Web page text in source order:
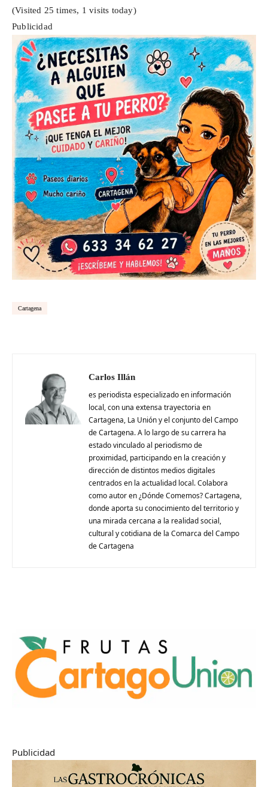
(Visited 25 times, 1 visits today)
Publicidad
Cartagena
Carlos Illán
es periodista especializado en información
local, con una extensa trayectoria en
Cartagena, La Unión y el conjunto del Campo
de Cartagena. A lo largo de su carrera ha
estado vinculado al periodismo de
proximidad, participando en la creación y
dirección de distintos medios digitales
centrados en la actualidad local. Colabora
como autor en ¿Dónde Comemos? Cartagena,
donde aporta su conocimiento del territorio y
una mirada cercana a la realidad social,
cultural y cotidiana de la Comarca del Campo
de Cartagena
Publicidad